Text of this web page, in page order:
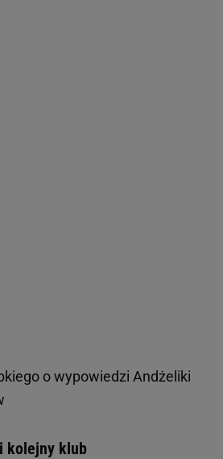
o wypowiedzi Andżeliki
kolejny klub